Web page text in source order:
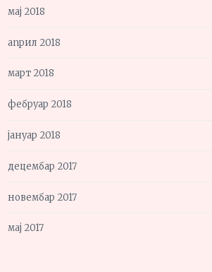
мај 2018
април 2018
март 2018
фебруар 2018
јануар 2018
децембар 2017
новембар 2017
мај 2017